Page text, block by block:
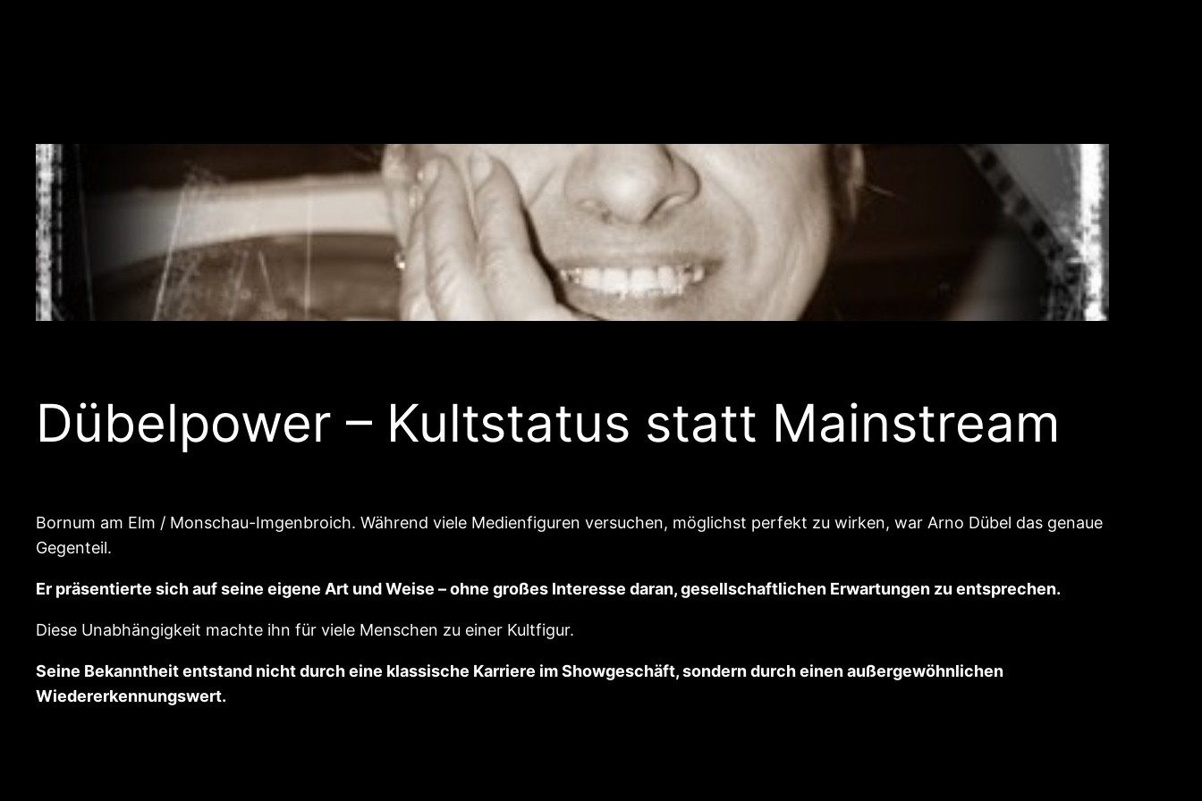
Dübelpower – Kultstatus statt Mainstream
Bornum am Elm / Monschau-Imgenbroich. Während viele Medienfiguren versuchen, möglichst perfekt zu wirken, war Arno Dübel das genaue
Gegenteil.
Er präsentierte sich auf seine eigene Art und Weise – ohne großes Interesse daran, gesellschaftlichen Erwartungen zu entsprechen.
Diese Unabhängigkeit machte ihn für viele Menschen zu einer Kultfigur.
Seine Bekanntheit entstand nicht durch eine klassische Karriere im Showgeschäft, sondern durch einen außergewöhnlichen
Wiedererkennungswert.